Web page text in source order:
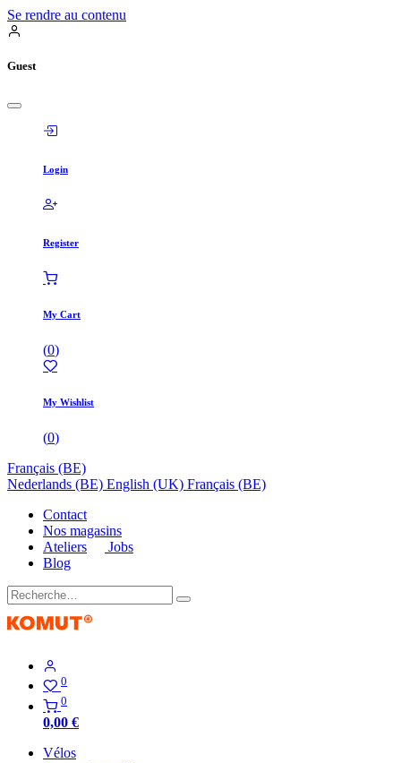
Se rendre au contenu
Guest
Login
Register
My Cart
(0)
My Wishlist
(0)
Français (BE)
Nederlands (BE) English (UK) Français (BE)
Contact
Nos magasins
Ateliers
Jobs
Blog
0
0
0,00 €
Vélos